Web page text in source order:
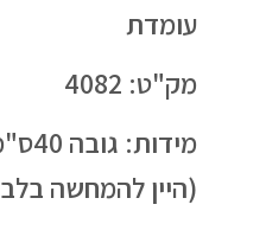
עומדת
מק"ט: 4082
מידות: גובה 40ס"מ
(היין להמחשה